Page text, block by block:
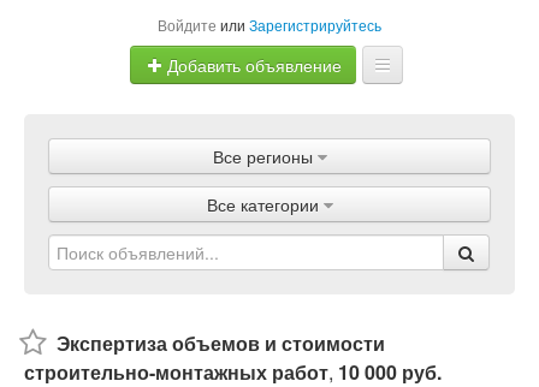
Войдите или Зарегистрируйтесь
Добавить объявление
Объявления
Магазины
Услуги
Все регионы
Все категории
Экспертиза объемов и стоимости
строительно-монтажных работ, 10 000 руб.